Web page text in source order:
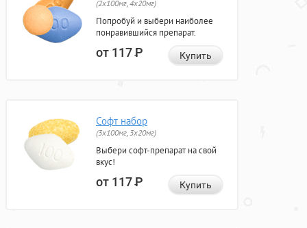
(2x100мг, 4x20мг)
Попробуй и выбери наиболее
понравившийся препарат.
от 117Р Купить
Софт набор
(3x100мг, 3x20мг)
Выбери софт-препарат на свой
вкус!
от 117Р Купить